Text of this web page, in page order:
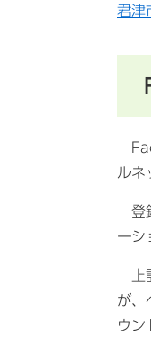
君
ルネ
登
ーシ
上
が、
ウン